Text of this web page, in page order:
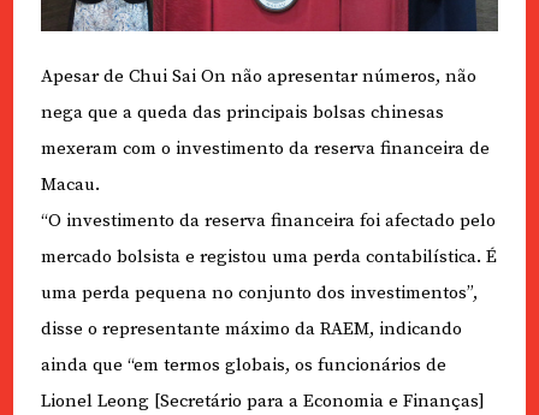
Apesar de Chui Sai On não apresentar números, não
nega que a queda das principais bolsas chinesas
mexeram com o investimento da reserva financeira de
Macau.
“O investimento da reserva financeira foi afectado pelo
mercado bolsista e registou uma perda contabilística. É
uma perda pequena no conjunto dos investimentos”,
disse o representante máximo da RAEM, indicando
ainda que “em termos globais, os funcionários de
Lionel Leong [Secretário para a Economia e Finanças]